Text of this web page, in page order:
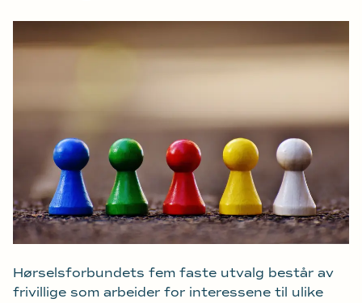
Hørselsforbundets fem faste utvalg består av
frivillige som arbeider for interessene til ulike